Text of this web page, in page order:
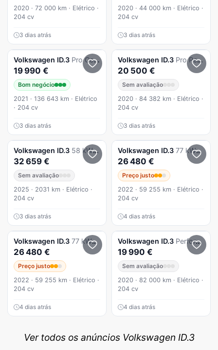
2020 · 72 000 km · Elétrico ·
204 cv
3 dias atrás
2020 · 44 000 km · Elétrico ·
204 cv
3 dias atrás
Volkswagen ID.3 Pro Confort
19 990 €
Bom negócio
2021 · 136 643 km · Elétrico
· 204 cv
3 dias atrás
Volkswagen ID.3 Pro Performance
20 500 €
Sem avaliação
2020 · 84 382 km · Elétrico ·
204 cv
3 dias atrás
Volkswagen ID.3 58 kWh Pro
32 659 €
Sem avaliação
2025 · 2031 km · Elétrico ·
204 cv
3 dias atrás
Volkswagen ID.3 77 kWh Pro S
26 480 €
Preço justo
2022 · 59 255 km · Elétrico ·
204 cv
4 dias atrás
Volkswagen ID.3 77 kWh Pro S
26 480 €
Preço justo
2022 · 59 255 km · Elétrico ·
204 cv
4 dias atrás
Volkswagen ID.3 Performance Upgrade Pro Performance
19 990 €
Sem avaliação
2020 · 82 000 km · Elétrico ·
204 cv
4 dias atrás
Ver todos os anúncios Volkswagen ID.3